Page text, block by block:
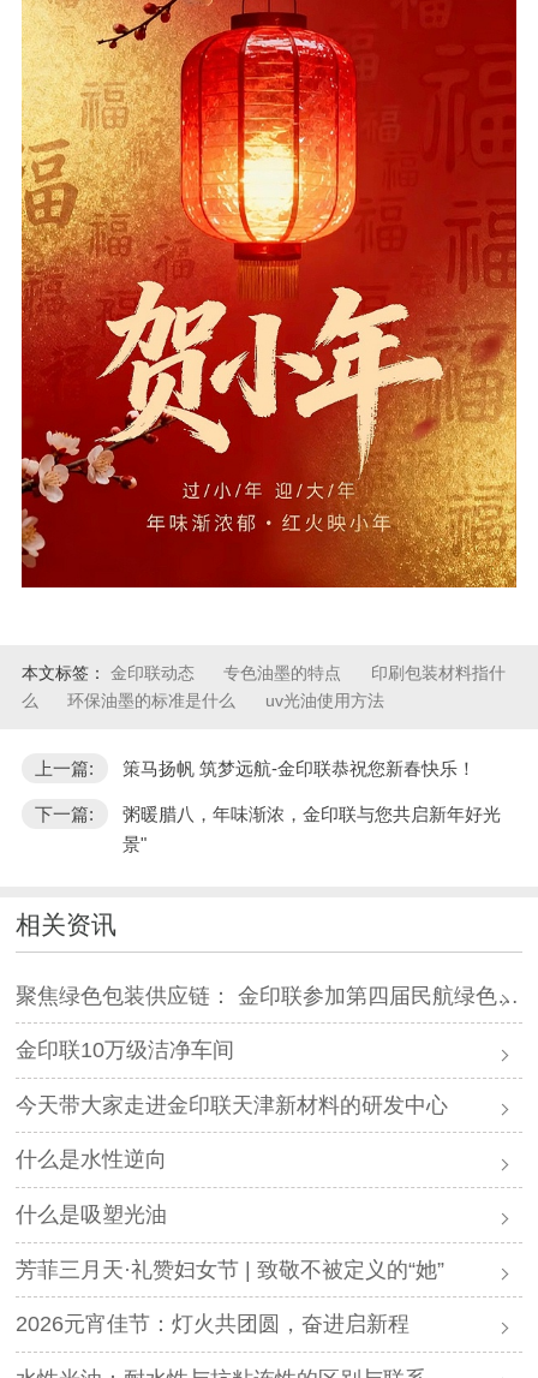
本文标签： 金印联动态 专色油墨的特点
印刷包装材料指什
么
环保油墨的标准是什么 uv光油使用方法
上一篇: 策马扬帆 筑梦远航-金印联恭祝您新春快乐！
下一篇:
粥暖腊八，年味渐浓，金印联与您共启新年好光
景"
相关资讯
聚焦绿色包装供应链： 金印联参加第四届民航绿色发展大会
金印联10万级洁净车间
今天带大家走进金印联天津新材料的研发中心
什么是水性逆向
什么是吸塑光油
芳菲三月天·礼赞妇女节 | 致敬不被定义的“她”
2026元宵佳节：灯火共团圆，奋进启新程